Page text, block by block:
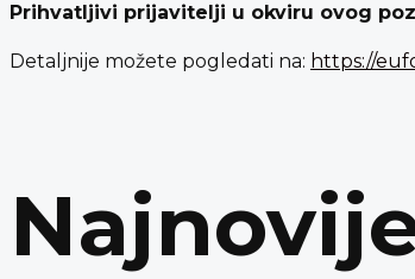
Prihvatljivi prijavitelji u okviru ovog
Detaljnije možete pogledati na: https://